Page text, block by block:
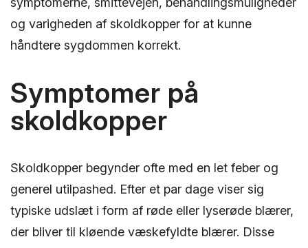
og varigheden af skoldkopper for at kunne
håndtere sygdommen korrekt.
Symptomer på
skoldkopper
Skoldkopper begynder ofte med en let feber og
generel utilpashed. Efter et par dage viser sig
typiske udslæt i form af røde eller lyserøde blærer,
der bliver til kløende væskefyldte blærer. Disse